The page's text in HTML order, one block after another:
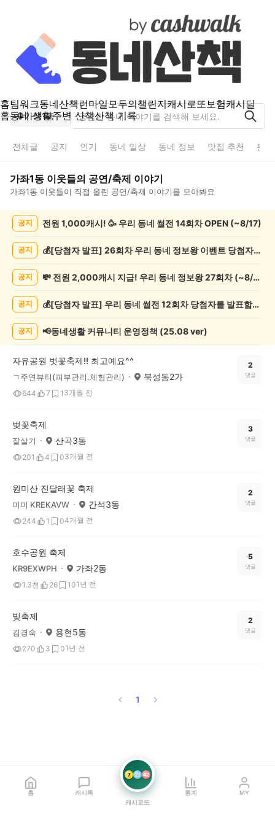
홈팀워크동네산책런마일모두의챌린지캐시로또보험캐시딜
홈동네 생활주변 산책산책 기록
가좌1동
전체글 공지 인기 동네 일상 동네 정보 맛집 추천 분
가좌1동 이웃들의 공연/축제 이야기
가좌1동 이웃들이 직접 올린 공연/축제 이야기를 모아봐요
연/
목
공지 전원 1,000캐시! 🥳 우리 동네 썰전 14회차 OPEN (~8/17)
공지 💰[당첨자 발표] 26회차 우리 동네 정보왕 이벤트 당첨자를 발표합니다!
공지 💸 전원 2,000캐시 지급! 우리 동네 정보왕 27회차 (~8/10)
공지 💰[당첨자 발표] 우리 동네 썰전 12회차 당첨자를 발표합니다!
공지 📢동네생활 커뮤니티 운영정책 (25.08 ver)
자유공원 벗꽃축제!! 최고예요^^
ㄱ주연뷰티(피부관리.체형관리) 북성동2가
644 7 1 3개월 전
2
댓글
벚꽃축제
잘살기 산곡3동
201 4 03개월 전
3
댓글
원미산 진달래꽃 축제
미미 KREKAVW 간석3동
244 1 04개월 전
2
댓글
호수공원 축제
KR9EXWPH 가좌2동
1.3천 26 101년 전
5
댓글
빚축제
김경숙 용현5동
270 3 01년 전
2
댓글
1
홈 캐시톡
7 21 42
캐시로또
통계 MY